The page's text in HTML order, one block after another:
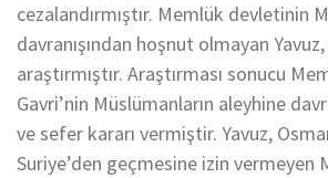
cezalandırmıştır. Memlük devletinin
davranışından hoşnut olmayan
araştırmıştır. Araştırması sonucu
Gavri’nin Müslümanların aleyhine
ve sefer kararı vermiştir. Yavuz,
Suriye’den geçmesine izin vermeyen